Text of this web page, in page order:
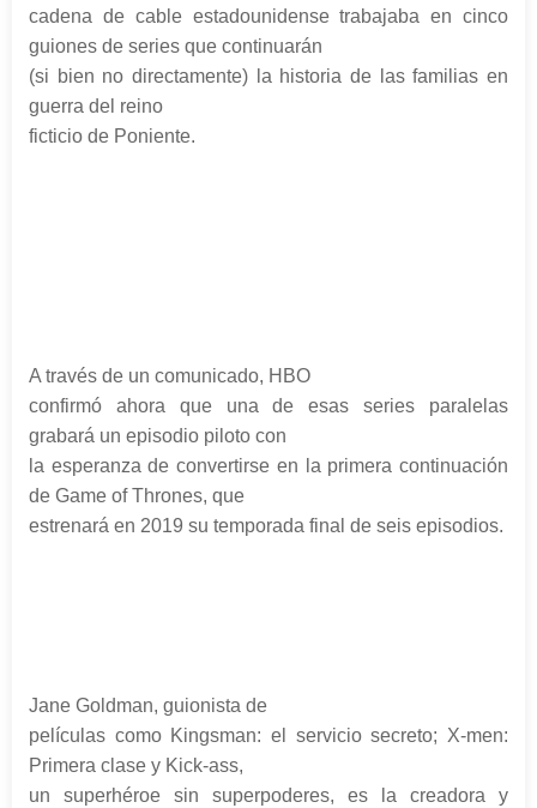
cadena de cable estadounidense trabajaba en cinco
guiones de series que continuarán
(si bien no directamente) la historia de las familias en
guerra del reino
ficticio de Poniente.
A través de un comunicado, HBO
confirmó ahora que una de esas series paralelas
grabará un episodio piloto con
la esperanza de convertirse en la primera continuación
de Game of Thrones, que
estrenará en 2019 su temporada final de seis episodios.
Jane Goldman, guionista de
películas como Kingsman: el servicio secreto; X-men:
Primera clase y Kick-ass,
un superhéroe sin superpoderes, es la creadora y